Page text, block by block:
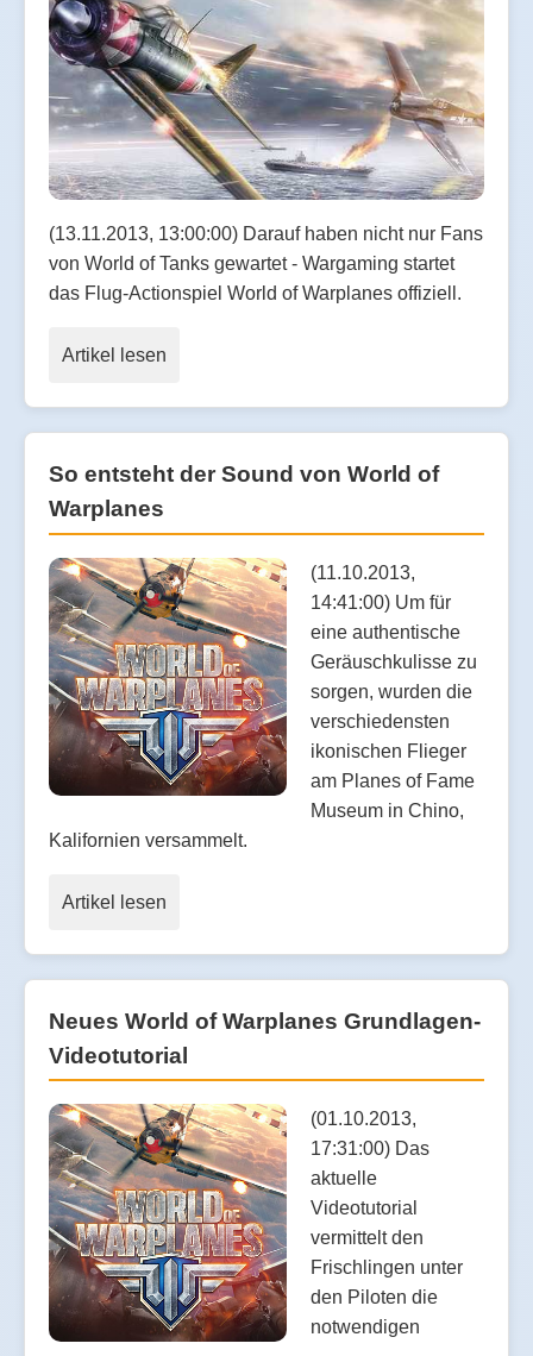
(13.11.2013, 13:00:00) Darauf haben nicht nur Fans
von World of Tanks gewartet - Wargaming startet
das Flug-Actionspiel World of Warplanes offiziell.
Artikel lesen
So entsteht der Sound von World of
Warplanes
(11.10.2013,
14:41:00) Um für
eine authentische
Geräuschkulisse zu
sorgen, wurden die
verschiedensten
ikonischen Flieger
am Planes of Fame
Museum in Chino,
Kalifornien versammelt.
Artikel lesen
Neues World of Warplanes Grundlagen-
Videotutorial
(01.10.2013,
17:31:00) Das
aktuelle
Videotutorial
vermittelt den
Frischlingen unter
den Piloten die
notwendigen